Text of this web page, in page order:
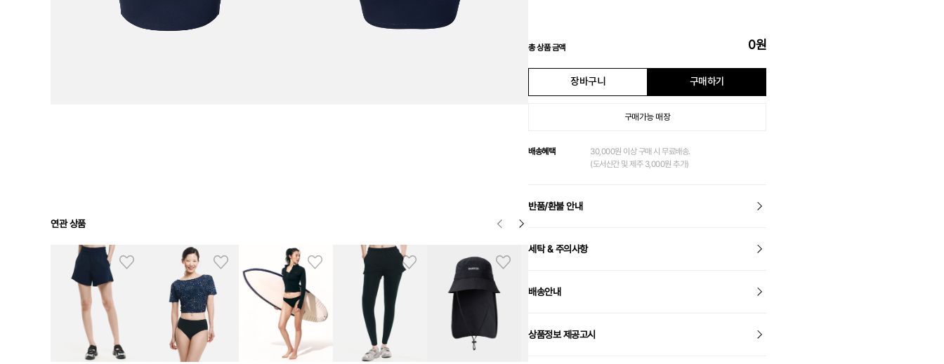
연관 상품
총 상품 금액 0원
장바구니 구매하기
구매가능 매장
배송혜택
30,000원 이상 구매 시 무료배송.
(도서산간 및 제주 3,000원 추가)
반품/환불 안내
세탁 & 주의사항
배송안내
상품정보 제공고시